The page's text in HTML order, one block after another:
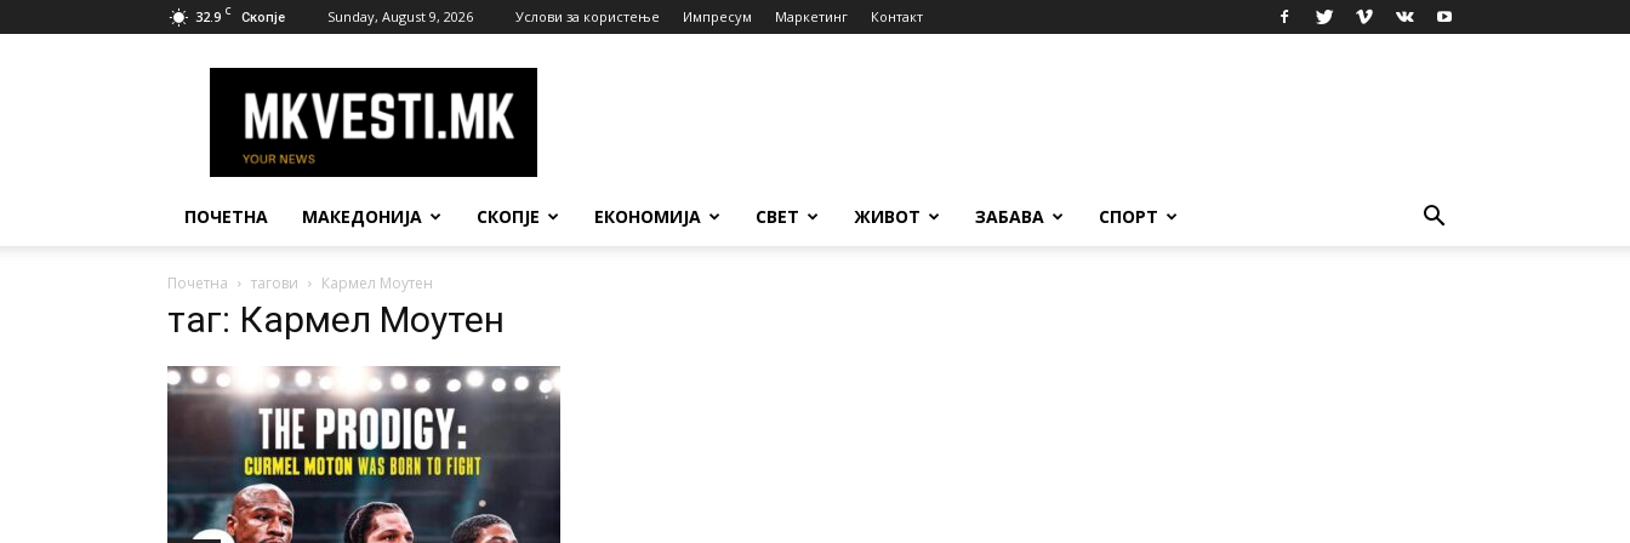
32.9 C Скопје Sunday, August 9, 2026 Услови за користење Импресум Маркетинг Контакт
Вести
ПОЧЕТНА МАКЕДОНИЈА СКОПЈЕ ЕКОНОМИЈА СВЕТ ЖИВОТ ЗАБАВА СПОРТ
Почетна тагови Кармел Моутен
таг: Кармел Моутен